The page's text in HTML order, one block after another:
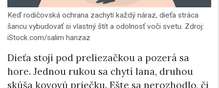
Keď rodičovská ochrana zachytí každý náraz, dieťa stráca
šancu vybudovať si vlastný štít a odolnosť voči svetu. Zdroj:
iStock.com/salim hanzaz
Dieťa stojí pod preliezačkou a pozerá sa
hore. Jednou rukou sa chytí lana, druhou
skúša kovovú priečku. Ešte sa nerozhodlo, či